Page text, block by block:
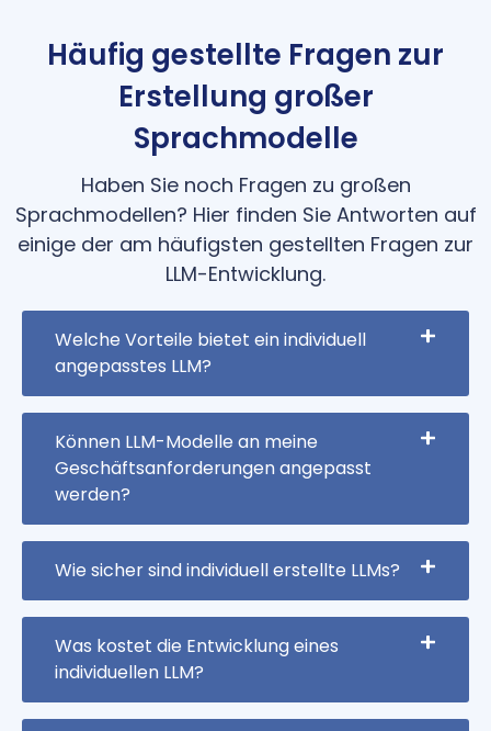
Häufig gestellte Fragen zur
Erstellung großer
Sprachmodelle
Haben Sie noch Fragen zu großen
Sprachmodellen? Hier finden Sie Antworten auf
einige der am häufigsten gestellten Fragen zur
LLM-Entwicklung.
Welche Vorteile bietet ein individuell
angepasstes LLM?
Können LLM-Modelle an meine
Geschäftsanforderungen angepasst
werden?
Wie sicher sind individuell erstellte LLMs?
Was kostet die Entwicklung eines
individuellen LLM?